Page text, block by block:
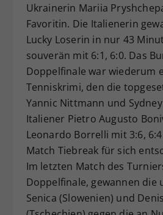
Ukrainerin Mariia
Favoritin. Die Italienerin
Lucky Loserin in nur 43
souverän mit 6:1, 6:0. Das
Doppelfinale war wiederum
Tenniskrimi, den die
Yannic Nittmann und
Italiener Pietro Augusto
Leonardo Borrelli mit 3:6,
Match Tiebreak für sich
Im letzten Match des
Doppelfinale, gewannen die
Senica (Slowenien) und